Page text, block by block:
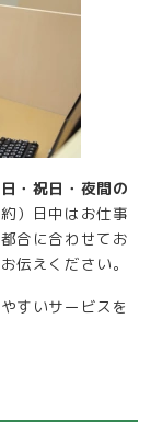
・祝日・夜間の
約）日中はお仕事
合に合わせてお
伝えください。
すいサービスを